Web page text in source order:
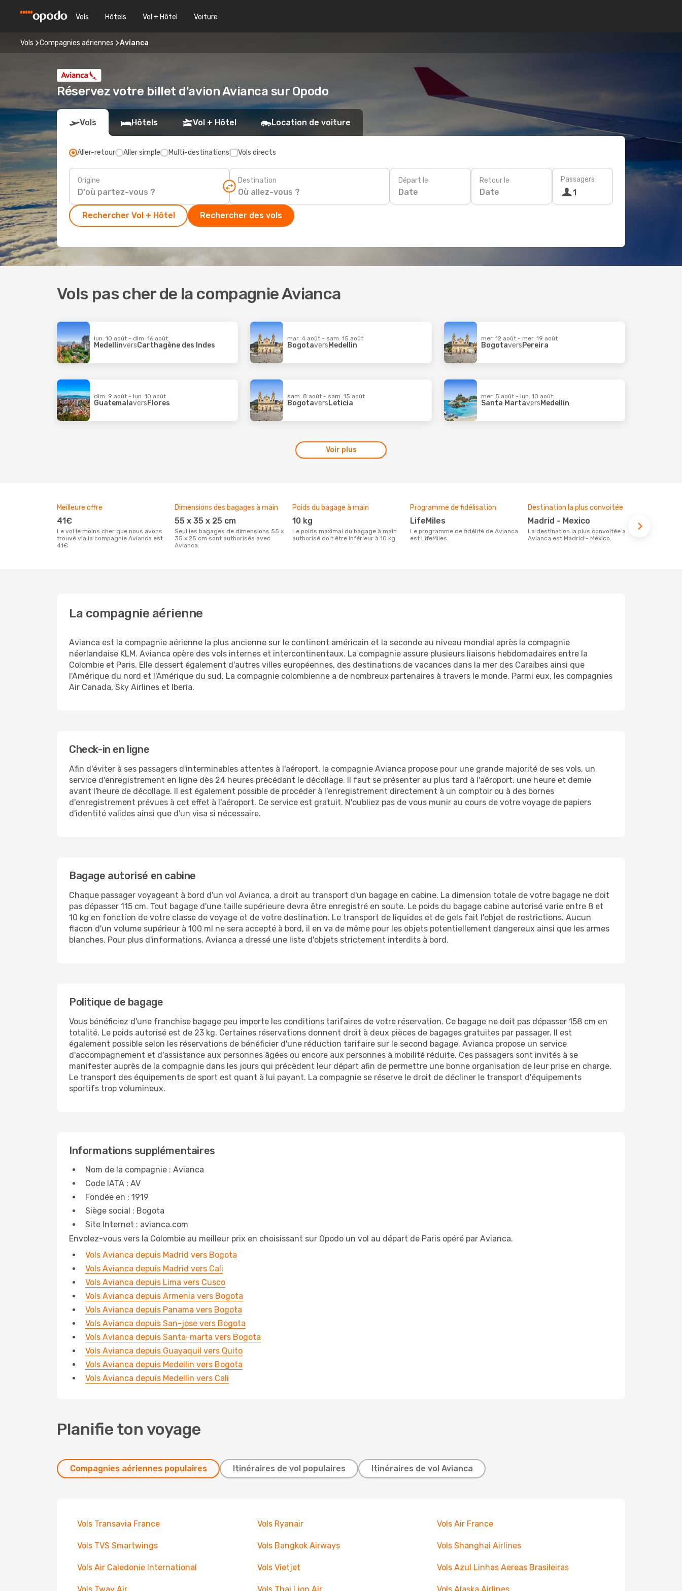
Vols Hôtels Vol + Hôtel Voiture
Vols Compagnies aériennes Avianca
Réservez votre billet d'avion Avianca sur Opodo
Vols Hôtels Vol + Hôtel Location de voiture
Aller-retour Aller simple Multi-destinations Vols directs
Origine Destination Départ le
Date
Retour le
Date
Passagers
1
Rechercher Vol + Hôtel Rechercher des vols
Vols pas cher de la compagnie Avianca
lun. 10 août - dim. 16 août
MedellinversCarthagène des Indes
mar. 4 août - sam. 15 août
BogotaversMedellin
mer. 12 août - mer. 19 août
BogotaversPereira
dim. 9 août - lun. 10 août
GuatemalaversFlores
sam. 8 août - sam. 15 août
BogotaversLeticia
mer. 5 août - lun. 10 août
Santa MartaversMedellin
Voir plus
Meilleure offre
41€
Le vol le moins cher que nous avons
trouvé via la compagnie Avianca est
41€
Dimensions des bagages à main
55 x 35 x 25 cm
Seul les bagages de dimensions 55 x
35 x 25 cm sont authorisés avec
Avianca.
Poids du bagage à main
10 kg
Le poids maximal du bagage à main
authorisé doit être inférieur à 10 kg.
Programme de fidélisation
LifeMiles
Le programme de fidélité de Avianca
est LifeMiles.
Destination la plus convoitée
Madrid - Mexico
La destination la plus convoitée avec
Avianca est Madrid - Mexico.
La compagnie aérienne
Avianca est la compagnie aérienne la plus ancienne sur le continent américain et la seconde au niveau mondial après la compagnie
néerlandaise KLM. Avianca opère des vols internes et intercontinentaux. La compagnie assure plusieurs liaisons hebdomadaires entre la
Colombie et Paris. Elle dessert également d'autres villes européennes, des destinations de vacances dans la mer des Caraïbes ainsi que
l'Amérique du nord et l'Amérique du sud. La compagnie colombienne a de nombreux partenaires à travers le monde. Parmi eux, les compagnies
Air Canada, Sky Airlines et Iberia.
Check-in en ligne
Afin d'éviter à ses passagers d'interminables attentes à l'aéroport, la compagnie Avianca propose pour une grande majorité de ses vols, un
service d'enregistrement en ligne dès 24 heures précédant le décollage. Il faut se présenter au plus tard à l'aéroport, une heure et demie
avant l'heure de décollage. Il est également possible de procéder à l'enregistrement directement à un comptoir ou à des bornes
d'enregistrement prévues à cet effet à l'aéroport. Ce service est gratuit. N'oubliez pas de vous munir au cours de votre voyage de papiers
d'identité valides ainsi que d'un visa si nécessaire.
Bagage autorisé en cabine
Chaque passager voyageant à bord d'un vol Avianca, a droit au transport d'un bagage en cabine. La dimension totale de votre bagage ne doit
pas dépasser 115 cm. Tout bagage d'une taille supérieure devra être enregistré en soute. Le poids du bagage cabine autorisé varie entre 8 et
10 kg en fonction de votre classe de voyage et de votre destination. Le transport de liquides et de gels fait l'objet de restrictions. Aucun
flacon d'un volume supérieur à 100 ml ne sera accepté à bord, il en va de même pour les objets potentiellement dangereux ainsi que les armes
blanches. Pour plus d'informations, Avianca a dressé une liste d'objets strictement interdits à bord.
Politique de bagage
Vous bénéficiez d'une franchise bagage peu importe les conditions tarifaires de votre réservation. Ce bagage ne doit pas dépasser 158 cm en
totalité. Le poids autorisé est de 23 kg. Certaines réservations donnent droit à deux pièces de bagages gratuites par passager. Il est
également possible selon les réservations de bénéficier d'une réduction tarifaire sur le second bagage. Avianca propose un service
d'accompagnement et d'assistance aux personnes âgées ou encore aux personnes à mobilité réduite. Ces passagers sont invités à se
manifester auprès de la compagnie dans les jours qui précèdent leur départ afin de permettre une bonne organisation de leur prise en charge.
Le transport des équipements de sport est quant à lui payant. La compagnie se réserve le droit de décliner le transport d'équipements
sportifs trop volumineux.
Informations supplémentaires
Nom de la compagnie : Avianca
Code IATA : AV
Fondée en : 1919
Siège social : Bogota
Site Internet : avianca.com
Envolez-vous vers la Colombie au meilleur prix en choisissant sur Opodo un vol au départ de Paris opéré par Avianca.
Vols Avianca depuis Madrid vers Bogota
Vols Avianca depuis Madrid vers Cali
Vols Avianca depuis Lima vers Cusco
Vols Avianca depuis Armenia vers Bogota
Vols Avianca depuis Panama vers Bogota
Vols Avianca depuis San-jose vers Bogota
Vols Avianca depuis Santa-marta vers Bogota
Vols Avianca depuis Guayaquil vers Quito
Vols Avianca depuis Medellin vers Bogota
Vols Avianca depuis Medellin vers Cali
Planifie ton voyage
Compagnies aériennes populaires Itinéraires de vol populaires Itinéraires de vol Avianca
Vols Transavia France Vols Ryanair Vols Air France
Vols TVS Smartwings Vols Bangkok Airways Vols Shanghai Airlines
Vols Air Caledonie International Vols Vietjet Vols Azul Linhas Aereas Brasileiras